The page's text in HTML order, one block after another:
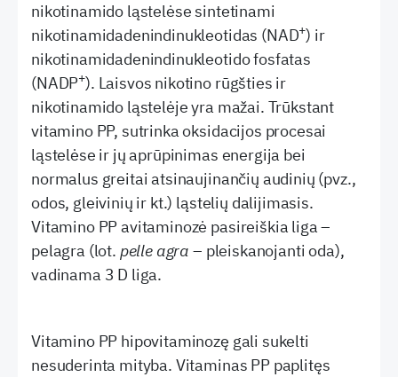
nikotinamido ląstelėse sintetinami
nikotinamidadenindinukleotidas (NAD+) ir
nikotinamidadenindinukleotido fosfatas
(NADP+). Laisvos nikotino rūgšties ir
nikotinamido ląstelėje yra mažai. Trūkstant
vitamino PP, sutrinka oksidacijos procesai
ląstelėse ir jų aprūpinimas energija bei
normalus greitai atsinaujinančių audinių (pvz.,
odos, gleivinių ir kt.) ląstelių dalijimasis.
Vitamino PP avitaminozė pasireiškia liga –
pelagra (lot. pelle agra – pleiskanojanti oda),
vadinama 3 D liga.
Vitamino PP hipovitaminozę gali sukelti
nesuderinta mityba. Vitaminas PP paplitęs